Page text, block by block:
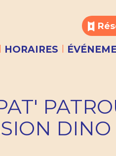
| HORAIRES |
DINO